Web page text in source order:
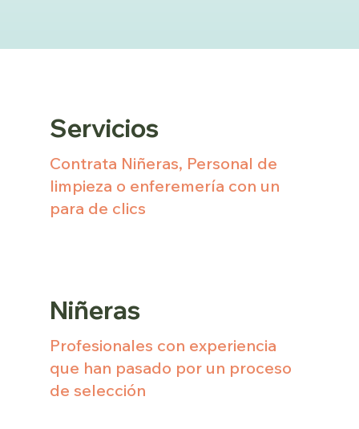
Servicios
Contrata Niñeras, Personal de
limpieza o enferemería con un
para de clics
Niñeras
Profesionales con experiencia
que han pasado por un proceso
de selección